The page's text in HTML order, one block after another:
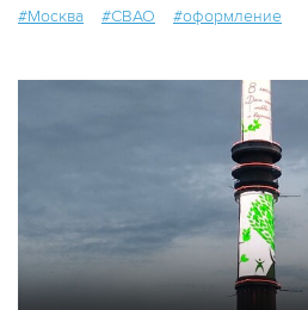
#Москва #СВАО #оформление